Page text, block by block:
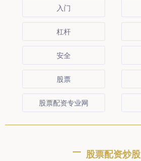
入门
杠杆
安全
股票
股票配资专业网
股票配资炒股